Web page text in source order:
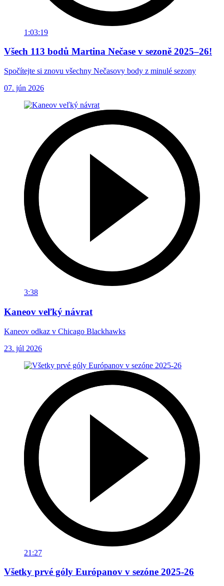
1:03:19
Všech 113 bodů Martina Nečase v sezoně 2025–26!
Spočítejte si znovu všechny Nečasovy body z minulé sezony
07. jún 2026
3:38
Kaneov veľký návrat
Kaneov odkaz v Chicago Blackhawks
23. júl 2026
21:27
Všetky prvé góly Európanov v sezóne 2025-26